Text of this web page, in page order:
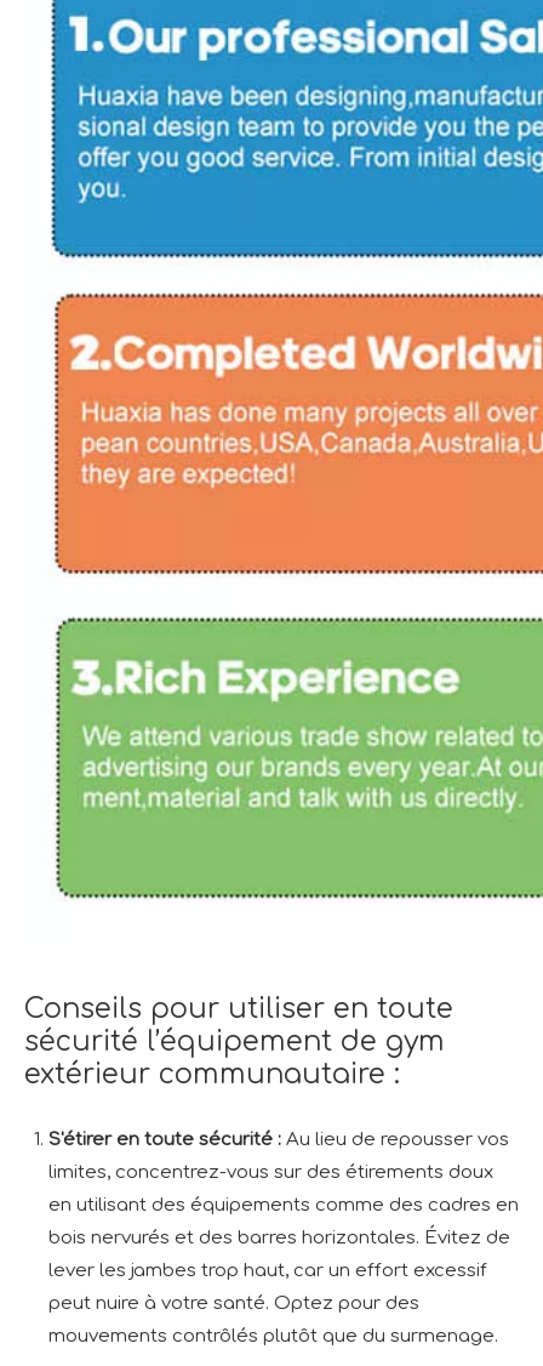
Conseils pour utiliser en toute
sécurité l’équipement de gym
extérieur communautaire :
S'étirer en toute sécurité : Au lieu de repousser vos
limites, concentrez-vous sur des étirements doux
en utilisant des équipements comme des cadres en
bois nervurés et des barres horizontales. Évitez de
lever les jambes trop haut, car un effort excessif
peut nuire à votre santé. Optez pour des
mouvements contrôlés plutôt que du surmenage.